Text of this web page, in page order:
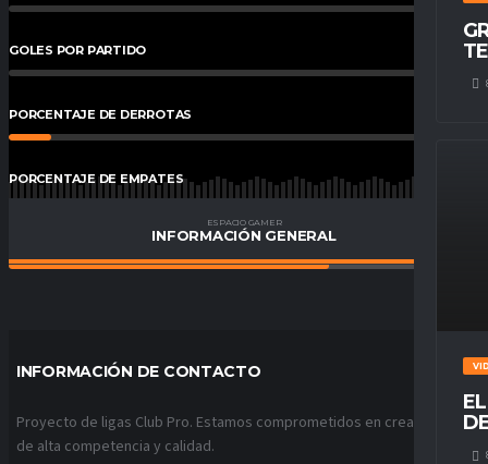
GOLES POR PARTIDO 0%
PORCENTAJE DE DERROTAS
PORCENTAJE DE EMPATES
PORCENTAJE DE VICTORIAS
ESPACIO GAMER
INFORMACIÓN GENERAL
INFORMACIÓN DE CONTACTO
Proyecto de ligas Club Pro. Estamos comprometidos en crear ligas
de alta competencia y calidad.